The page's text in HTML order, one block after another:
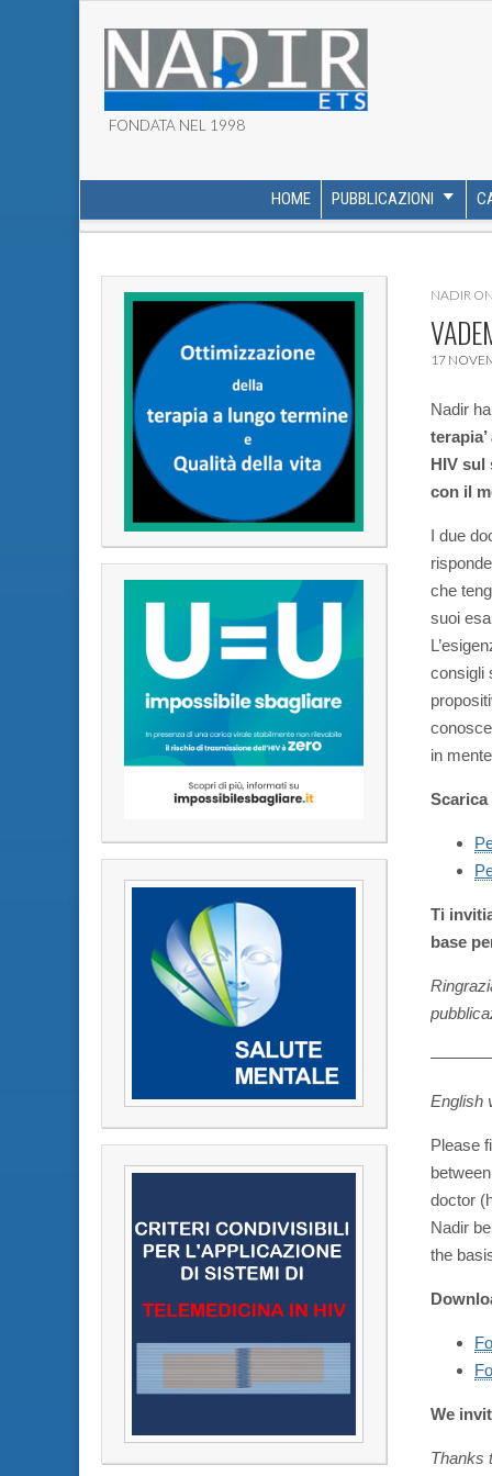
ASSOCIAZIONE
FONDATA NEL 1998
MAIN MENU
HOME PUBBLICAZIONI
SUB MENU
NADIR
17
Nadir
HIV sul
con il
I due
che
suoi
consigli
in
Ti
base
English
Please
doctor
Nadir
the
We
Thanks